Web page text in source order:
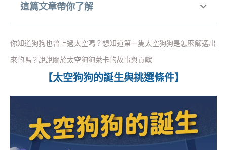
這篇文章帶你了解
你知道狗狗也曾上過太空嗎？想知道第一隻太空狗狗是怎麼篩選出
來的嗎？說說關於太空狗狗萊卡的故事與貢獻
【太空狗狗的誕生與挑選條件】